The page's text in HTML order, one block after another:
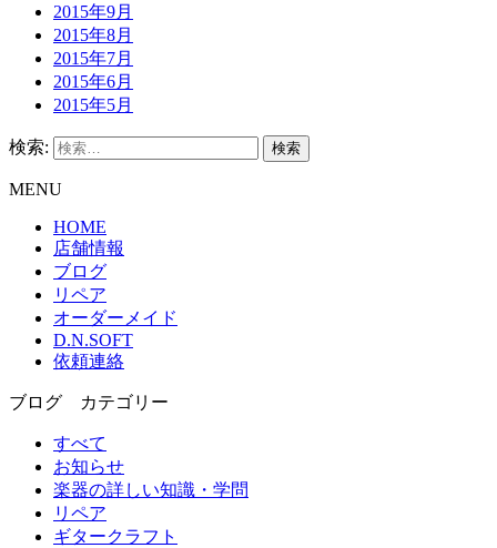
2015年9月
2015年8月
2015年7月
2015年6月
2015年5月
検索:
MENU
HOME
店舗情報
ブログ
リペア
オーダーメイド
D.N.SOFT
依頼連絡
ブログ カテゴリー
すべて
お知らせ
楽器の詳しい知識・学問
リペア
ギタークラフト